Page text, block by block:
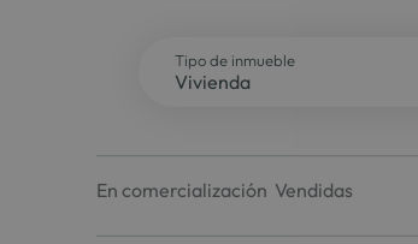
Tipo de inmueble
En comercialización Vendidas